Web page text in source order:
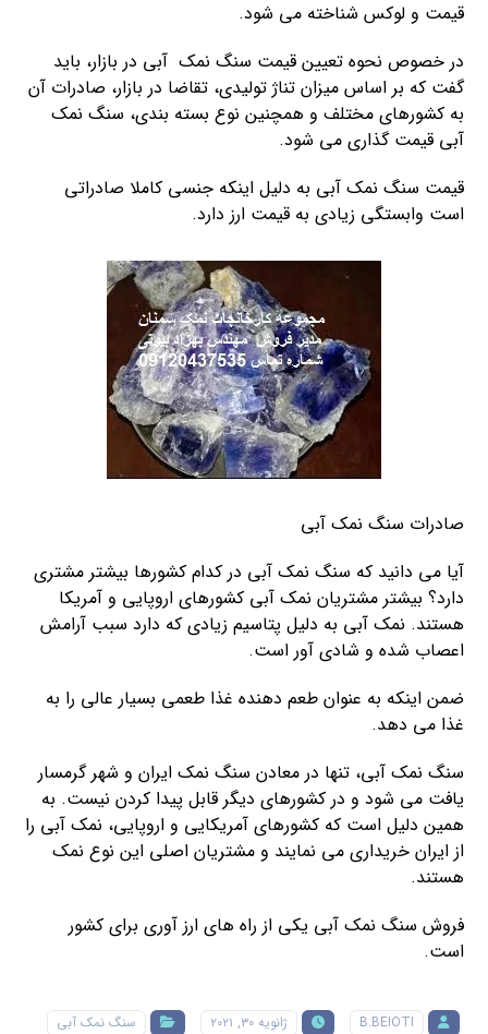
قیمت و لوکس شناخته می شود.
در خصوص نحوه تعیین قیمت سنگ نمک آبی در بازار، باید
گفت که بر اساس میزان تناژ تولیدی، تقاضا در بازار، صادرات آن
به کشورهای مختلف و همچنین نوع بسته بندی، سنگ نمک
آبی قیمت گذاری می شود.
قیمت سنگ نمک آبی به دلیل اینکه جنسی کاملا صادراتی
است وابستگی زیادی به قیمت ارز دارد.
صادرات سنگ نمک آبی
آیا می دانید که سنگ نمک آبی در کدام کشورها بیشتر مشتری
دارد؟ بیشتر مشتریان نمک آبی کشورهای اروپایی و آمریکا
هستند. نمک آبی به دلیل پتاسیم زیادی که دارد سبب آرامش
اعصاب شده و شادی آور است.
ضمن اینکه به عنوان طعم دهنده غذا طعمی بسیار عالی را به
غذا می دهد.
سنگ نمک آبی، تنها در معادن سنگ نمک ایران و شهر گرمسار
یافت می شود و در کشورهای دیگر قابل پیدا کردن نیست. به
همین دلیل است که کشورهای آمریکایی و اروپایی، نمک آبی را
از ایران خریداری می نمایند و مشتریان اصلی این نوع نمک
هستند.
فروش سنگ نمک آبی یکی از راه های ارز آوری برای کشور
است.
B.BEIOTI ژانویه ۳۰, ۲۰۲۱ سنگ نمک آبی